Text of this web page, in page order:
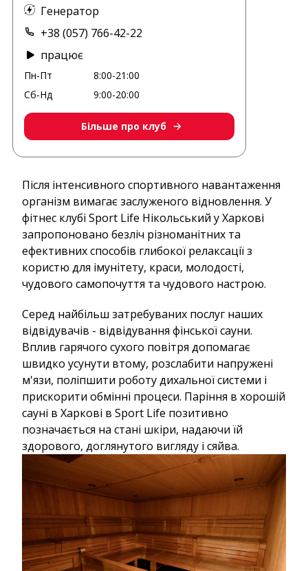
Генератор
+38 (057) 766-42-22
працює
Пн-Пт
8:00-21:00
Сб-Нд
9:00-20:00
Більше про клуб
Після інтенсивного спортивного навантаження
організм вимагає заслуженого відновлення. У
фітнес клубі Sport Life Нікольський у Харкові
запропоновано безліч різноманітних та
ефективних способів глибокої релаксації з
користю для імунітету, краси, молодості,
чудового самопочуття та чудового настрою.
Серед найбільш затребуваних послуг наших
відвідувачів - відвідування фінської сауни.
Вплив гарячого сухого повітря допомагає
швидко усунути втому, розслабити напружені
м'язи, поліпшити роботу дихальної системи і
прискорити обмінні процеси. Паріння в хорошій
сауні в Харкові в Sport Life позитивно
позначається на стані шкіри, надаючи їй
здорового, доглянутого вигляду і сяйва.